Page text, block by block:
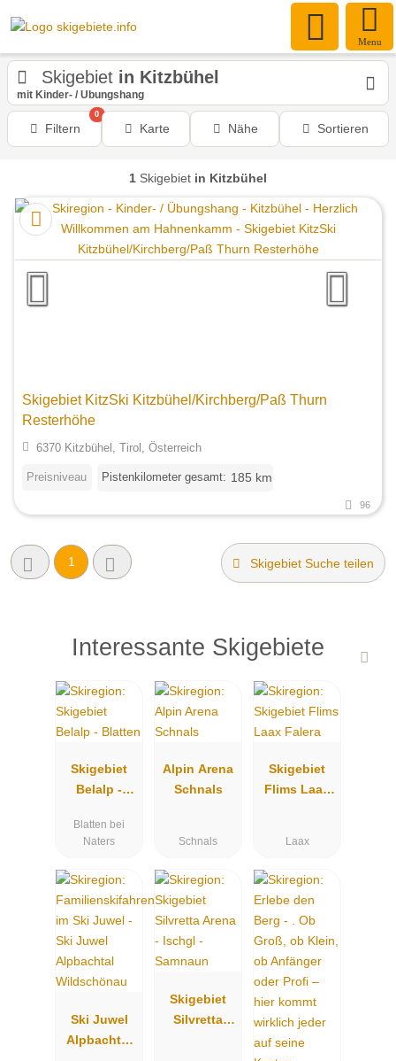
Menu
Skigebiet in Kitzbühel
mit Kinder- / Übungshang
Filtern
0
Karte Nähe Sortieren
1 Skigebiet in Kitzbühel
Skigebiet KitzSki Kitzbühel/Kirchberg/Paß Thurn
Resterhöhe
6370 Kitzbühel, Tirol, Österreich
Preisniveau Pistenkilometer gesamt: 185 km
96
1 Skigebiet Suche teilen
Interessante Skigebiete
Skigebiet
Belalp -
Blatten bei
Naters
Alpin Arena
Schnals
Schnals
Skigebiet
Flims Laax
Laax
Ski Juwel
Alpbachtal
Skigebiet
Silvretta